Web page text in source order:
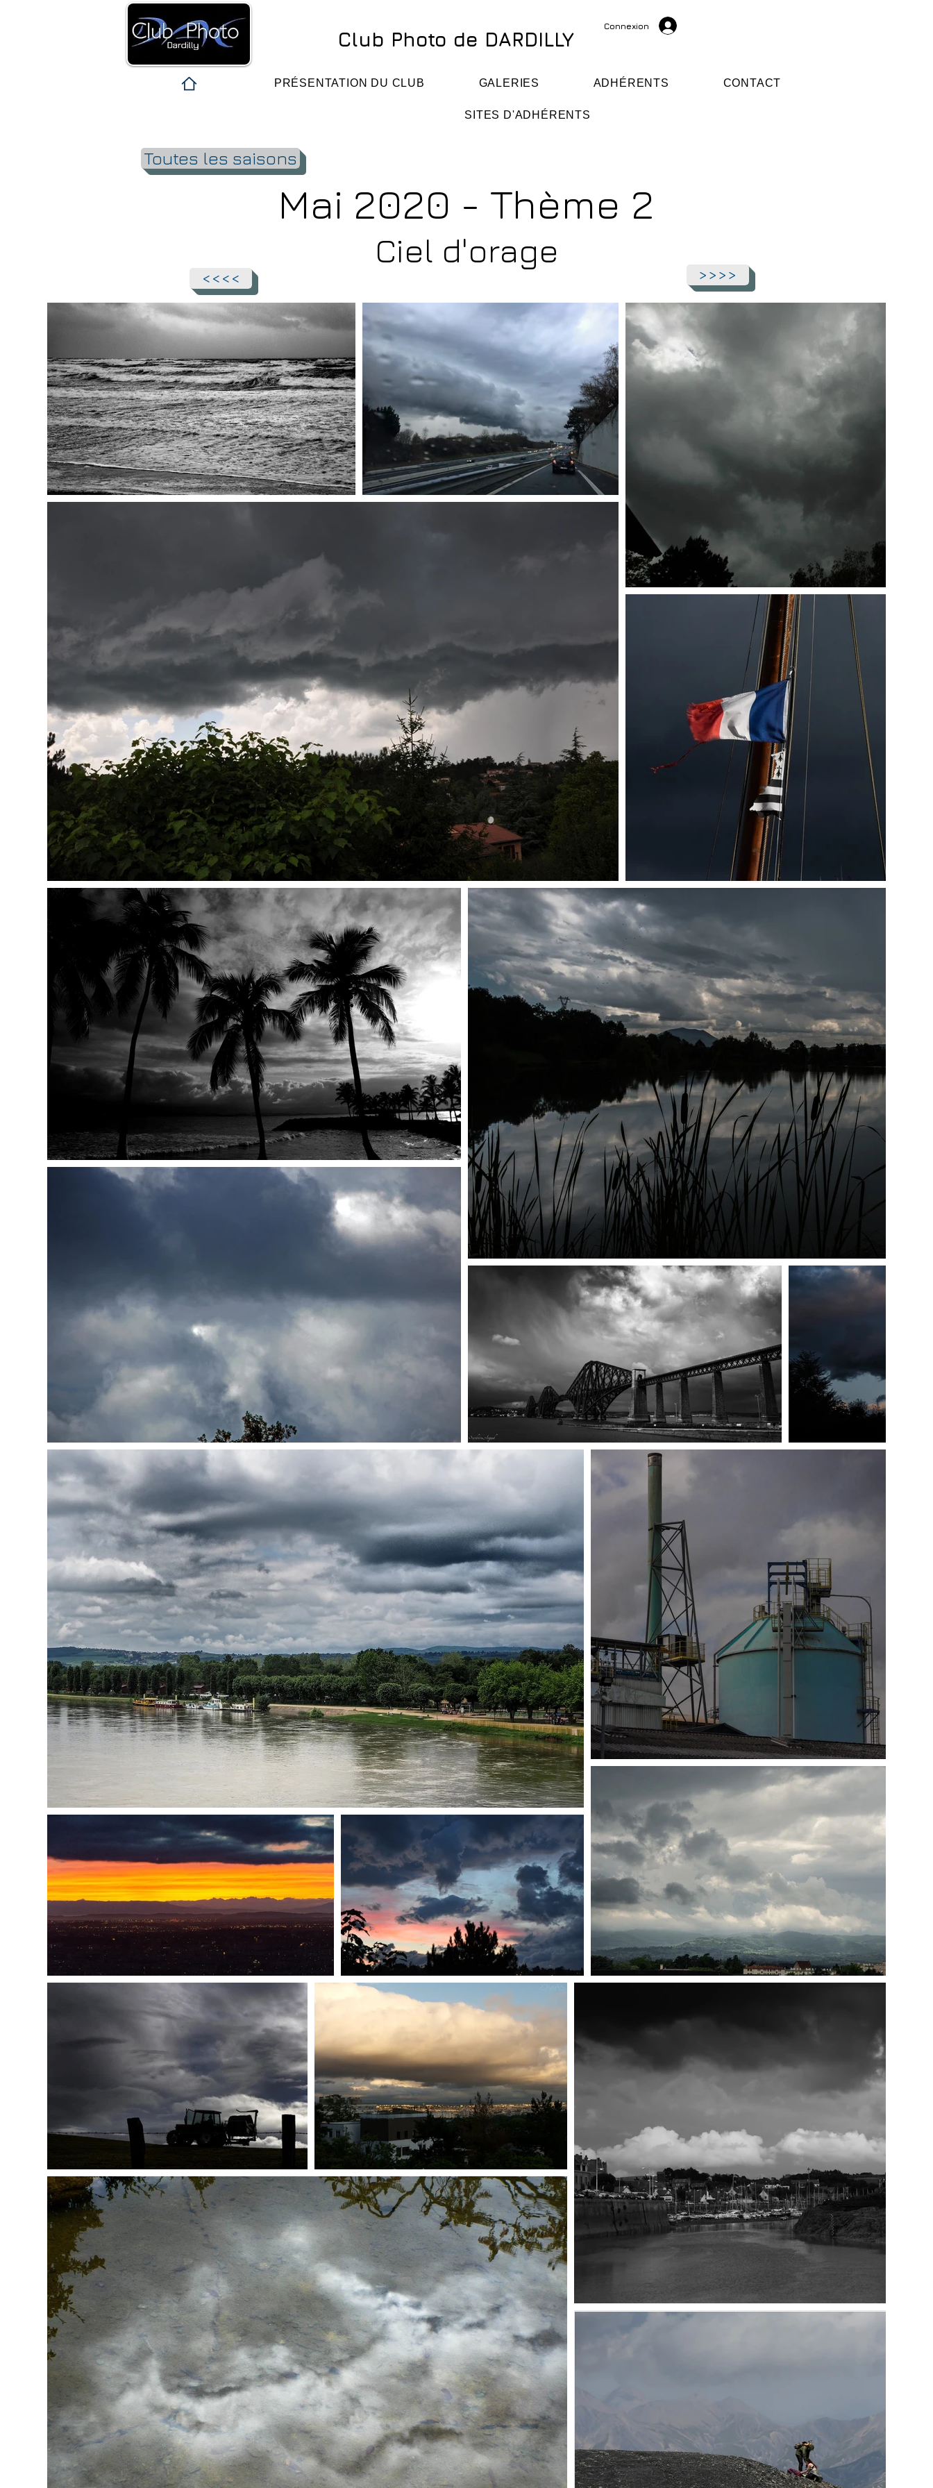
Club Photo de DARDILLY
Connexion
PRÉSENTATION DU CLUB GALERIES ADHÉRENTS CONTACT
SITES D'ADHÉRENTS
Toutes les saisons
Mai 2020 - Thème 2
Ciel d'orage
<<<< >>>>